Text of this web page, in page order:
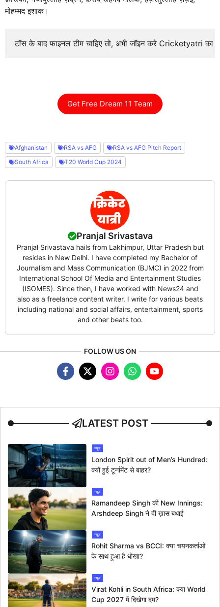
मोहम्मद इशाक।
टॉस के बाद फाइनल टीम चाहिए तो, अभी जॉइन करे Cricketyatri
Get Free Dream 11 Team
Afghanistan RSA vs AFG
RSA vs AFG Pitch Report
South Africa
T20 World Cup 2024
Pranjal Srivastava
Pranjal Srivastava hails from Lakhimpur, Uttar Pradesh but
resides in New Delhi. I have completed my Bachelor of
Journalism and Mass Communication (BJMC) in 2022 from
International School Of Media and Entertainment Studies
(ISOMES). Since then, I have worked with News24 and
also as a freelance content writer. I write for various beats
including national and social affairs, entertainment, sports
and other beats too.
FOLLOW US ON
LATEST POST
न्यूज
London Spirit out of Men’s Hundred:
क्यों हुई टूर्नामेंट से बाहर?
न्यूज
Ramandeep Singh की New Innings:
Arshdeep Singh ने दी ख़ास बधाई
न्यूज
Rohit Sharma vs BCCI: क्या चयनकर्ताओं
के साथ हुआ है धोखा?
न्यूज
Virat Kohli in South Africa: क्या World
Cup 2027 में दिखेगा दम?